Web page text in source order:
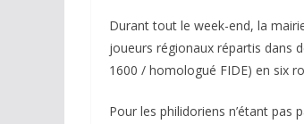
Durant tout le week-end, la
joueurs régionaux répartis dans
1600 / homologué FIDE) en six
Pour les philidoriens n’étant pas